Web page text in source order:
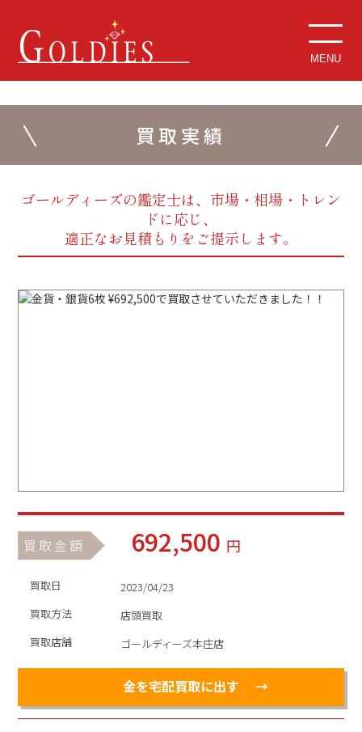
MENU
買取実績
ゴールディーズの鑑定士は、市場・相場・トレン
ドに応じ、
適正なお見積もりをご提示します。
買取金額 692,500 円
買取日
2023/04/23
買取方法
店頭買取
買取店舗
ゴールディーズ本庄店
金を宅配買取に出す